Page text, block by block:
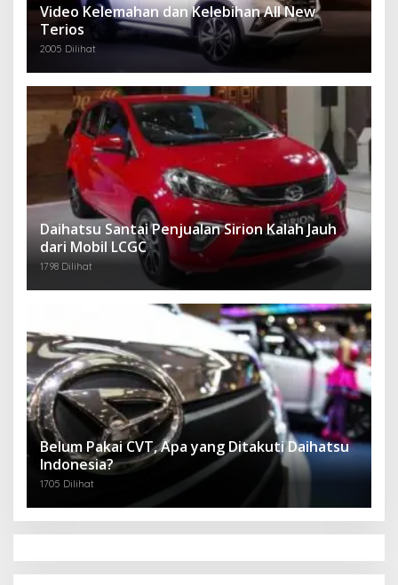
Video Kelemahan dan Kelebihan All New
Terios
2005 Dilihat
Daihatsu Santai Penjualan Sirion Kalah Jauh
dari Mobil LCGC
1798 Dilihat
Belum Pakai CVT, Apa yang Ditakuti Daihatsu
Indonesia?
1705 Dilihat